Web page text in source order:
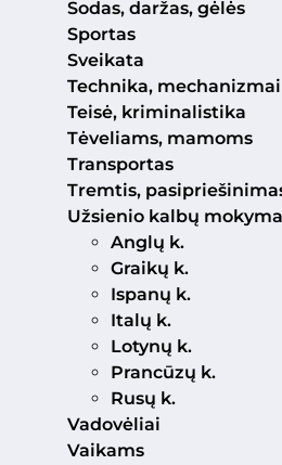
Sodas, daržas, gėlės
Sportas
Sveikata
Technika, mechanizmai
Teisė, kriminalistika
Tėveliams, mamoms
Transportas
Tremtis,
Užsienio kalbų
Anglų k.
Graikų k.
Ispanų k.
Italų k.
Lotynų k.
Prancūzų k.
Rusų k.
Vadovėliai
Vaikams